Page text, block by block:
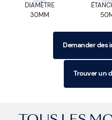
DIAMÈTRE
30MM
Demander des
Trouver un